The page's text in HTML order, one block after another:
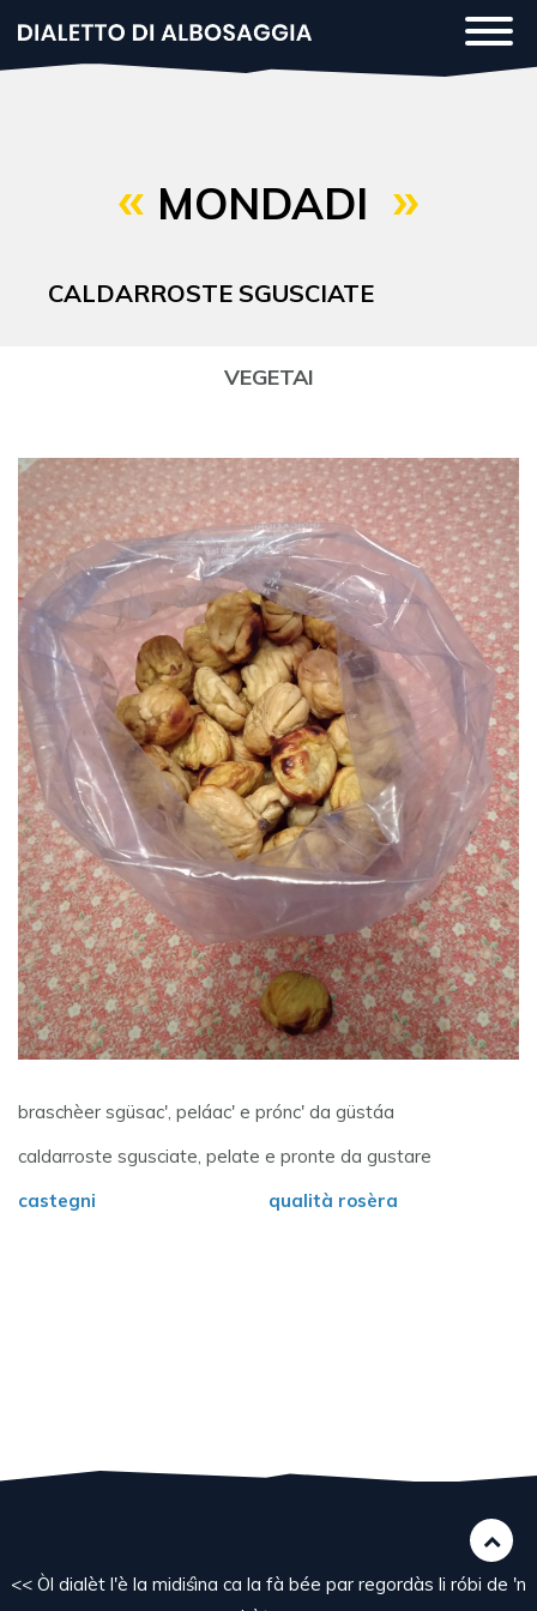
MONDADI
CALDARROSTE SGUSCIATE
VEGETAI
braschèer sgüsac', peláac' e prónc' da güstáa
caldarroste sgusciate, pelate e pronte da gustare
castegni
qualità rosèra
<< Òl dialèt l'è la midiśìna ca la fà bée par regordàs li róbi de 'n